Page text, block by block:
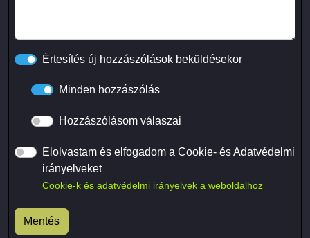
Értesítés új hozzászólások beküldésekor
Minden hozzászólás
Hozzászólásom válaszai
Elolvastam és elfogadom a Cookie- és Adatvédelmi
irányelveket
Cookie-k és adatvédelmi irányelvek a weboldalhoz